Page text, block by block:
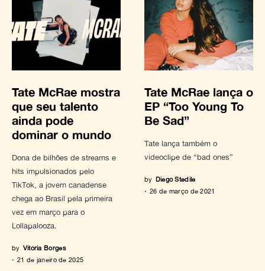
Tate McRae mostra
que seu talento
ainda pode
dominar o mundo
Dona de bilhões de streams e
hits impulsionados pelo
TikTok, a jovem canadense
chega ao Brasil pela primeira
vez em março para o
Lollapalooza.
by Vitória Borges
21 de janeiro de 2025
Tate McRae lança o
EP “Too Young To
Be Sad”
Tate lança também o
videoclipe de “bad ones”
by Diego Stedile
26 de março de 2021